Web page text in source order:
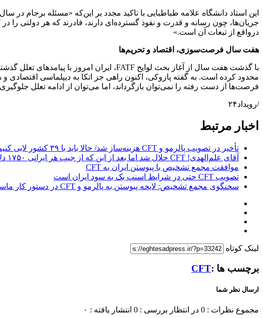
این استاد دانشگاه علامه طباطبایی با تاکید مجدد بر این‌که «مسئله برجام در
جریان‌ها، چون رسانه و قدرت و نفوذ گسترده‌ای دارند، قادرند که هر دولتی
درواقع از تبعات آن است.»
هفت سال فرصت‌سوزی، اقتصاد و تحریم‌ها
محدود کرده است. به گفته پازوکی، اکنون راهی جز اتکا به دیپلماسی
فرصت‌ها از دست رفته را نمی‌توان بازگرداند، اما می‌توان از ادامه تعلل
/رویداد۲۴
اخبار مرتبط
تأخیر در تصویب پالرمو و CFT هزینه‌ساز شد/ حالا باید با ۳۹ کشور لابی کنیم
آقای علم‌الهدی! CFT حلال شد اما بعد از این که از جیب هر ایرانی ۱۷۵۰ دلار رفت
موافقت مجمع تشخیص با پیوستن ایران به CFT
تصویب CFT حتی در شرایط اسنپ بک به سود ایران است
سخنگوی مجمع تشخیص: لایحه پیوستن به پالرمو و CFT در دستور کار ماست نه بررسی FATF
لینک کوتاه
برچسب ها :CFT
ارسال نظر شما
مجموع نظرات : 0 در انتظار بررسی : 0 انتشار یافته : ۰